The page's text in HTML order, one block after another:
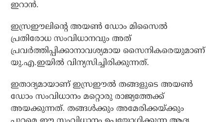
ഇറാന്‍.
ഇസ്രഈലിന്റെ അയണ്‍ ഡോം മിസൈല്‍
പ്രതിരോധ സംവിധാനവും അത്
പ്രവര്‍ത്തിപ്പിക്കാനാവശ്യമായ സൈനികരെയുമാണ്
യു.എ.ഇയില്‍ വിന്യസിച്ചിരിക്കുന്നത്.
ഇതാദ്യമായാണ് ഇസ്രഈല്‍ തങ്ങളുടെ അയണ്‍
ഡോം സംവിധാനം മറ്റൊരു രാജ്യത്തേക്ക്
അയക്കുന്നത്. തങ്ങള്‍ക്കും അമേരിക്കയ്ക്കും